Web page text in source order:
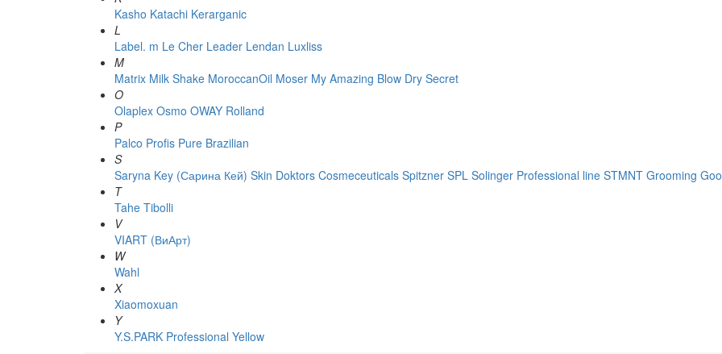
Kasho Katachi Kerarganic
L
Label. m Le Cher Leader Lendan Luxliss
M
Matrix Milk Shake MoroccanOil Moser My Amazing Blow Dry Secret
O
Olaplex Osmo OWAY Rolland
P
Palco Profis Pure Brazilian
S
Saryna Key (Сарина Кей) Skin Doktors Cosmeceuticals Spitzner SPL Solinger Professional line STMNT Grooming
T
Tahe Tibolli
V
VIART (ВиАрт)
W
Wahl
X
Xiaomoxuan
Y
Y.S.PARK Professional Yellow